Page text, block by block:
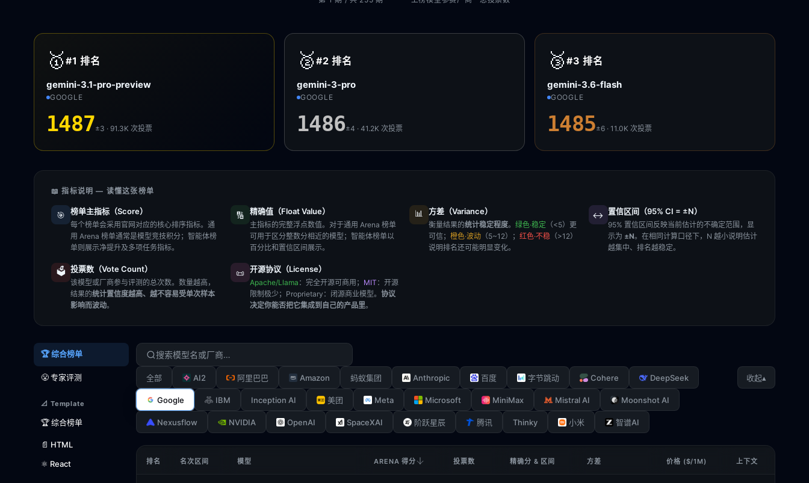
🥇 #1排名
gemini-3.1-pro-preview
GOOGLE
1487±3 · 91.3K次投票
🥈 #2排名
gemini-3-pro
GOOGLE
1486±4 · 41.2K次投票
🥉 #3排名
gemini-3.6-flash
GOOGLE
1485±6 · 11.0K次投票
📖 指标说明 — 读懂这张榜单
🎯 榜单主指标（Score）
每个榜单会采用官网对应的核心排序指标。通
用 Arena 榜单通常是模型竞技积分；智能体榜
单则展示净提升及多项任务指标。
🔢 精确值（Float Value）
主指标的完整浮点数值。对于通用 Arena 榜单
可用于区分整数分相近的模型；智能体榜单以
百分比和置信区间展示。
📊 方差（Variance）
衡量结果的统计稳定程度。 绿色·稳定 （<5）更
可信； 橙色·波动 （5~12）； 红色·不稳 （>12）
说明排名还可能明显变化。
↔️ 置信区间（95% CI = ±N）
95% 置信区间反映当前估计的不确定范围，显
示为 ±N。在相同计算口径下，N 越小说明估计
越集中、排名越稳定。
🗳️ 投票数（Vote Count）
该模型或厂商参与评测的总次数。数量越高，
结果的统计置信度越高、越不容易受单次样本
影响而波动。
📜 开源协议（License）
Apache/Llama ：完全开源可商用； MIT ：开源
限制极少； Proprietary ：闭源商业模型。 协议
决定你能否把它集成到自己的产品里。
🏆 综合榜单
😤 专家评测
📐 Template
🏆 综合榜单
📄 HTML
⚛️ React
全部 AI2 阿里巴巴 Amazon 蚂蚁集团 Anthropic 百度 字节跳动 Cohere DeepSeek
Google IBM Inception AI 美团 Meta Microsoft MiniMax Mistral AI Moonshot AI
Nexusflow NVIDIA OpenAI SpaceXAI 阶跃星辰 腾讯 Thinky 小米 智谱AI
收起▴
排名 名次区间 模型 ARENA 得分 投票数 精确分 & 区间 方差 价格 ($/1M) 上下文